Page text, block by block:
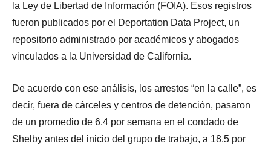
la Ley de Libertad de Información (FOIA). Esos registros
fueron publicados por el Deportation Data Project, un
repositorio administrado por académicos y abogados
vinculados a la Universidad de California.
De acuerdo con ese análisis, los arrestos “en la calle”, es
decir, fuera de cárceles y centros de detención, pasaron
de un promedio de 6.4 por semana en el condado de
Shelby antes del inicio del grupo de trabajo, a 18.5 por